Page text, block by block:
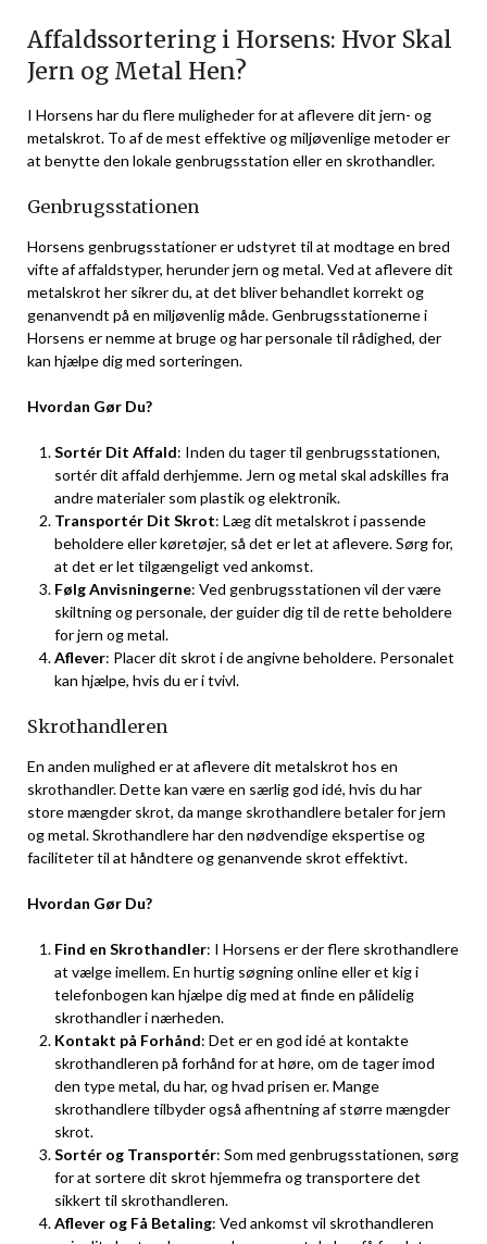
Affaldssortering i Horsens: Hvor Skal
Jern og Metal Hen?
I Horsens har du flere muligheder for at aflevere dit jern- og
metalskrot. To af de mest effektive og miljøvenlige metoder er
at benytte den lokale genbrugsstation eller en skrothandler.
Genbrugsstationen
Horsens genbrugsstationer er udstyret til at modtage en bred
vifte af affaldstyper, herunder jern og metal. Ved at aflevere dit
metalskrot her sikrer du, at det bliver behandlet korrekt og
genanvendt på en miljøvenlig måde. Genbrugsstationerne i
Horsens er nemme at bruge og har personale til rådighed, der
kan hjælpe dig med sorteringen.
Hvordan Gør Du?
Sortér Dit Affald: Inden du tager til genbrugsstationen,
sortér dit affald derhjemme. Jern og metal skal adskilles fra
andre materialer som plastik og elektronik.
Transportér Dit Skrot: Læg dit metalskrot i passende
beholdere eller køretøjer, så det er let at aflevere. Sørg for,
at det er let tilgængeligt ved ankomst.
Følg Anvisningerne: Ved genbrugsstationen vil der være
skiltning og personale, der guider dig til de rette beholdere
for jern og metal.
Aflever: Placer dit skrot i de angivne beholdere. Personalet
kan hjælpe, hvis du er i tvivl.
Skrothandleren
En anden mulighed er at aflevere dit metalskrot hos en
skrothandler. Dette kan være en særlig god idé, hvis du har
store mængder skrot, da mange skrothandlere betaler for jern
og metal. Skrothandlere har den nødvendige ekspertise og
faciliteter til at håndtere og genanvende skrot effektivt.
Hvordan Gør Du?
Find en Skrothandler: I Horsens er der flere skrothandlere
at vælge imellem. En hurtig søgning online eller et kig i
telefonbogen kan hjælpe dig med at finde en pålidelig
skrothandler i nærheden.
Kontakt på Forhånd: Det er en god idé at kontakte
skrothandleren på forhånd for at høre, om de tager imod
den type metal, du har, og hvad prisen er. Mange
skrothandlere tilbyder også afhentning af større mængder
skrot.
Sortér og Transportér: Som med genbrugsstationen, sørg
for at sortere dit skrot hjemmefra og transportere det
sikkert til skrothandleren.
Aflever og Få Betaling: Ved ankomst vil skrothandleren